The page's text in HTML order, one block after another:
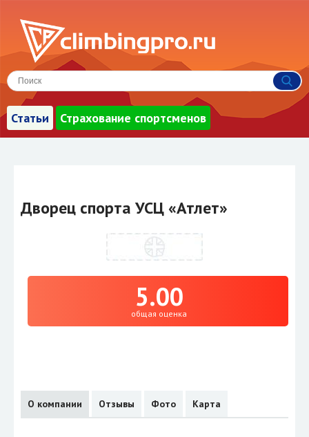
Статьи Страхование спортсменов
Дворец спорта УСЦ «Атлет»
5.00
общая оценка
О компании Отзывы Фото Карта